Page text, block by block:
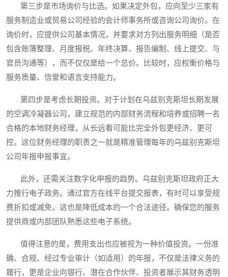
第三步是市场询价与比选。如果决定外包，应向至少三家有
服务制造业或贸易公司经验的会计师事务所或咨询公司询价。在
询价时，应提供公司基本情况，并要求对方列出服务明细（是否
包含账簿整理、月度报税、年终决算、报告编制、线上提交、与
官员沟通等），而不仅仅是给一个总价。比较时，应权衡价格与
服务质量、信誉和语言支持能力。
第四步是考虑长期投资。对于计划在乌兹别克斯坦长期发展
的空调冷凝器公司，建立规范的内部财务流程和培养或招聘一名
合格的本地财务经理，从长远看可能比完全外包更经济、更可
控。这位财务经理的职责之一就是精准管理每年的乌兹别克斯坦
公司年报申报事宜。
此外，还需关注数字化申报的趋势。乌兹别克斯坦政府正大
力推行电子政务。通过官方在线平台提交报表，有时可以享受规
费折扣或减免，这也是降低成本的一个合法途径。确保您的服务
提供商或内部团队熟悉这些电子系统。
值得注意的是，费用支出也应被视为一种价值投资。一份准
确、合规、经过专业审计（如适用）的年报，不仅是法律义务的
履行，更是企业向银行、潜在合作伙伴、投资者展示其财务透明